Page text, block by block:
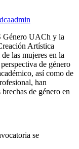
Género UACh y la
Artística
las mujeres en la
de género
así como de
han
de género en
se